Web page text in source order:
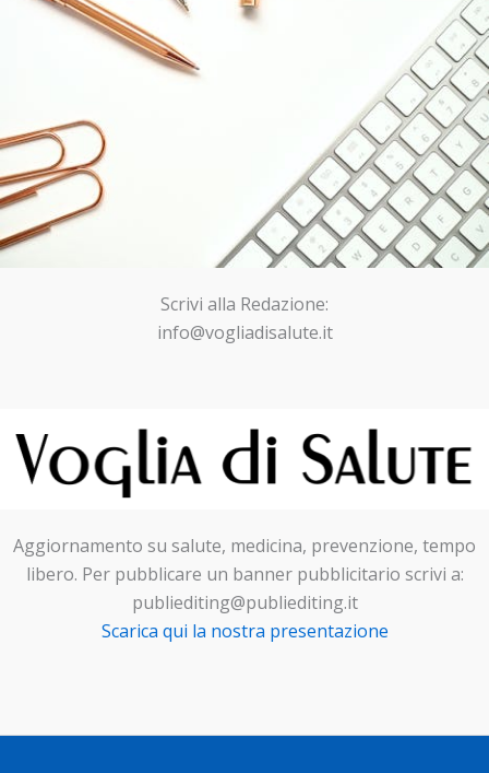
Scrivi alla Redazione:
info@vogliadisalute.it
Aggiornamento su salute, medicina, prevenzione, tempo
libero. Per pubblicare un banner pubblicitario scrivi a:
publiediting@publiediting.it
Scarica qui la nostra presentazione